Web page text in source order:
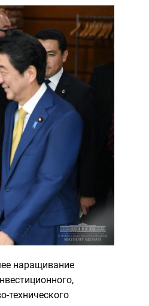
наращивание
технического